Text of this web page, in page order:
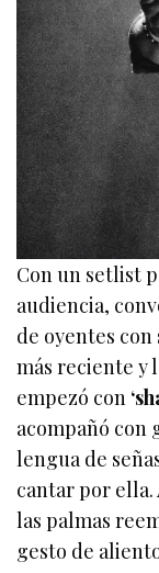
Con un setlist
audiencia,
de oyentes
más reciente y
empezó con
acompañó con
lengua de
cantar por
las palmas
gesto de